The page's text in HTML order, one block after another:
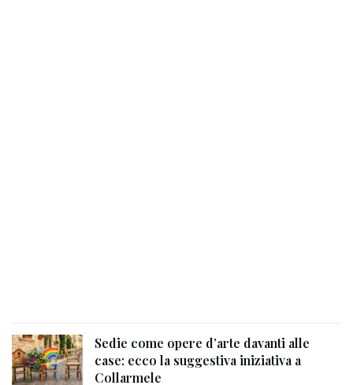
Sedie come opere d’arte davanti alle
case: ecco la suggestiva iniziativa a
Collarmele